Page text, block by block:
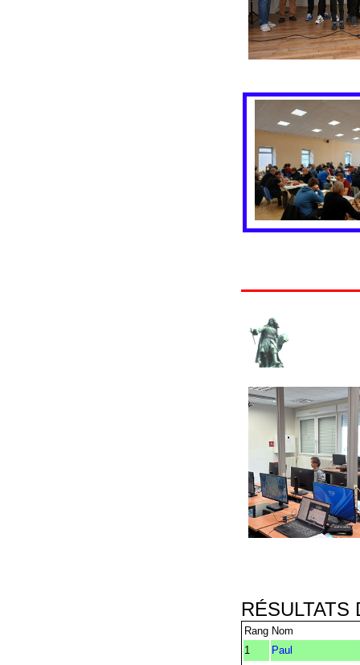
RÉSULTATS
Rang Nom
1
Paul